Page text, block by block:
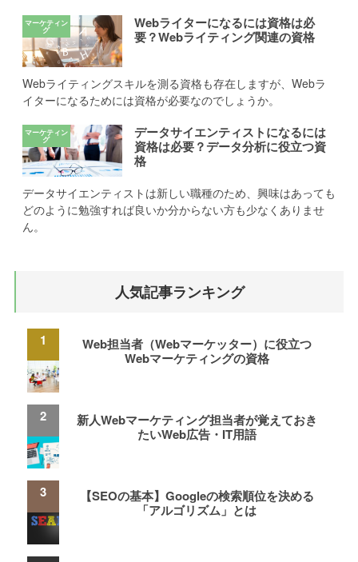
Webライターになるには資格は必
要？Webライティング関連の資格
Webライティングスキルを測る資格も存在しますが、Webラ
イターになるためには資格が必要なのでしょうか。
データサイエンティストになるには
資格は必要？データ分析に役立つ資
格
データサイエンティストは新しい職種のため、興味はあっても
どのように勉強すれば良いか分からない方も少なくありませ
ん。
人気記事ランキング
Web担当者（Webマーケッター）に役立つ
Webマーケティングの資格
新人Webマーケティング担当者が覚えておき
たいWeb広告・IT用語
【SEOの基本】Googleの検索順位を決める
「アルゴリズム」とは